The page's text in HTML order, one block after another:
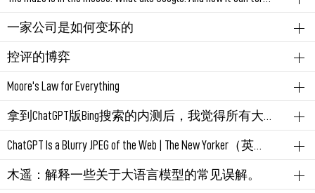
永久链接
been diagnosed with cancer: "No man ever said on his deathbed I
wish I had spent more time in the office." Don't ever forget the
words my father sent me on a postcard last year: "If you win the rat
race, you're still a rat." Or what John Lennon wrote before he was
gunned down in the driveway of the Dakota: "Life is what happens
while you are busy making other plans."
永远不要忘记参议员保罗·特松加斯 (Paul Tsongas) 因被诊
断出患有癌症而决定不再竞选连任时，一位朋友曾写过
的话：“没有人在临终前说过，我希望我能在办公室多
呆些时间。 “永远不要忘记我父亲去年在明信片上寄给
少。
1、ill-structured domain（结构不良领域）：指概念的实例
高度可变，人们在处理该领域具体案例时，无法套用一
领域的「心脏病」，它是一个概念，也有基础的逻辑但
又无法统一为一种模式，具体到某一个病例时，要具体
对待。
2、Cognitive Flexibility Theory（CFT，认知弹性理论）：专
注结构不良领域的理论，它强调在结构不良领域案例研
非常同意文章最后的观点。
我一直觉得区块链不是web3或说数据所有权最佳解决方
案。
把数据永久的固化在区块链上是一件反人性的事情，对
数据的所有权应该包括对数据可见范围的控制和对数据
的删除权。而区块链上的数据原则上是无法删除的。
自托管才是最佳的解决之道，应该考虑如何降低自托管
的成本，或者方便的在不同的第三方托管服务之间迁移
数据。
管理学 Google 微软 互联网
最近Google遇到危机，这是前员工（创业被Google收购）
对Google当下管理环境的评论，该员工也曾在微软工作
十来年。
有一句热门高亮：
Everyone at every level will spend hundreds of hours preparing a
single executive presentation, but it will be the most junior
employee and often not even a full-time employee who is tasked
with helping a customer for ten minutes.
一家公司是如何变坏的
管理学 时事新闻
发现木遥把博客的文章清理了，只留下少数文章，还好
这篇还在。
没记错的话，这是木遥在百度魏则西事件后写的，百度
的口碑彻底崩溃了。如果你在大厂工作过，一定会对这
篇文章产生共鸣：就一个个的员工来讲，并没有人主动
的选择作恶，但作为整体的公司却惯性的走向了恶，底
线和原则会在一次次的试探中被打破。
控评的博弈
平台经济 社会现象 社会学
讲真，看维舟的文章总让人有些不舒服，大概就是把那
层我隐约知道的窗户纸给捅破了，点出我们文化中不那
么好的一面。比如：
1、结合中国人对神灵的一贯态度来理解：当神灵能实现
我们期望时，我们对之毕恭毕敬；但当它没能做到这一
Moore's Law for Everything
人工智能 社会学 科幻片 type:article
OpenAI CEO Sam Altman关于AI普及替代大部分人类劳动力
后，关于社会制度的畅想。作者用一个独立域名放这篇
文章，而没有发在博客（blog.samaltman.com）内，可见
它在作者眼中的特殊性。
拿到ChatGPT版Bing搜索的内测后，我觉得所有大厂都该慌了。
人工智能 搜索推荐 ChatGPT type:article
应该是国内的首测，两点值得注意：
1、仍然是对话式问答，但Bing版ChatGPT回答时，给了数
ChatGPT Is a Blurry JPEG of the Web | The New Yorker（英文）
人工智能 AIGC NLP type:article
作者把ChatGPT类比为压缩解压程序：
木遥：解释一些关于大语言模型的常见误解。